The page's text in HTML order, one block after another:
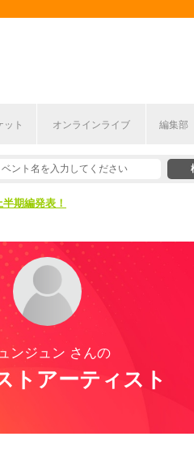
ット オンラインライブ 編集部
こから！
期編発表！
期編発表！
ンジュン さんの
トアーティスト